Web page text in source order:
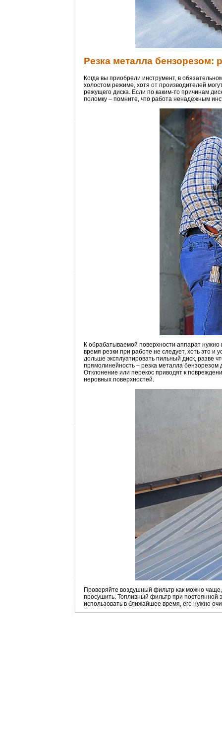
Резка металла бензорезом:
Когда вы приобрели инструмент, в
холостом режиме, хотя от производителей
режущего диска. Если по каким-то причинам
поломку – помните, что работа ненадежным
К обрабатываемой поверхности аппарат
время резки при работе не следует, хоть это и
дольше эксплуатировать пильный диск, разве
прямолинейность – резка металла бензорезом
Отклонение или перекос приводят к
неровных поверхностей.
Проверяйте воздушный фильтр как можно
просушить. Топливный фильтр при постоянной
использовать в ближайшее время, его нужно